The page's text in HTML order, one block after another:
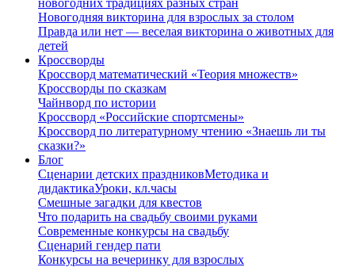
новогодних традициях разных стран
Новогодняя викторина для взрослых за столом
Правда или нет — веселая викторина о животных для
детей
Кроссворды
Кроссворд математический «Теория множеств»
Кроссворды по сказкам
Чайнворд по истории
Кроссворд «Российские спортсмены»
Кроссворд по литературному чтению «Знаешь ли ты
сказки?»
Блог
Сценарии детских праздниковМетодика и
дидактикаУроки, кл.часы
Смешные загадки для квестов
Что подарить на свадьбу своими руками
Современные конкурсы на свадьбу
Сценарий гендер пати
Конкурсы на вечеринку для взрослых